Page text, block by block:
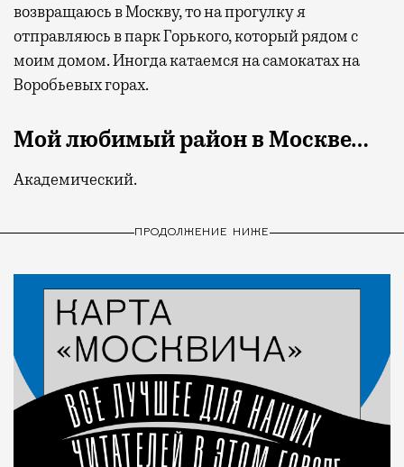
возвращаюсь в Москву, то на прогулку я
отправляюсь впарк Горького, который рядом с
моим домом.Иногда катаемся на самокатах на
Воробьевых горах.
Мой любимый район в Москве…
Академический.
ПРОДОЛЖЕНИЕ НИЖЕ